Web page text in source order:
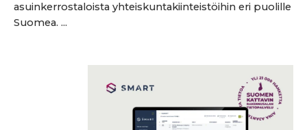
asuinkerrostaloista yhteiskuntakiinteistöihin eri puolille
Suomea. ...